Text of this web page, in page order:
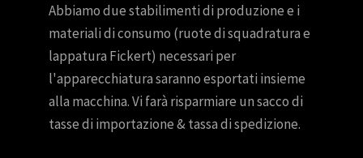
Abbiamo due stabilimenti di produzione e i
materiali di consumo (ruote di squadratura e
lappatura Fickert) necessari per
l'apparecchiatura saranno esportati insieme
alla macchina. Vi farà risparmiare un sacco di
tasse di importazione & tassa di spedizione.